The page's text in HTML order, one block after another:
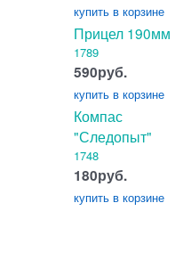
купить в корзине
Прицел 190мм
1789
590руб.
купить в корзине
Компас
"Следопыт"
1748
180руб.
купить в корзине